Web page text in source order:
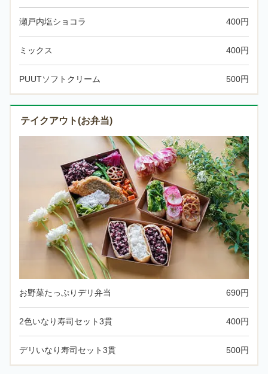
瀬戸内塩ショコラ 400円
ミックス 400円
PUUTソフトクリーム 500円
テイクアウト(お弁当)
お野菜たっぷりデリ弁当 690円
2色いなり寿司セット3貫 400円
デリいなり寿司セット3貫 500円